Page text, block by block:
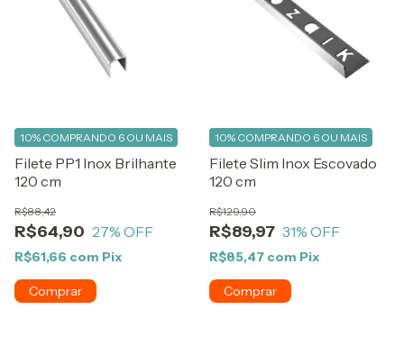
Filete PP1 Inox Brilhante
120 cm
R$64,90
R$88,42
27% OFF
10% COMPRANDO 6 OU MAIS
R$61,66 com Pix
Filete Slim Inox Escovado
120 cm
R$89,97
R$129,90
31% OFF
10% COMPRANDO 6 OU MAIS
R$85,47 com Pix